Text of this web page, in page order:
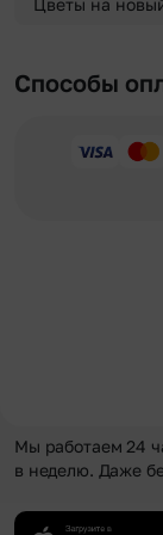
Способы
Мы работаем 24
в неделю. Даже